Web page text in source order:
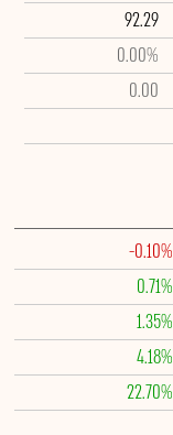
92.29
0.00%
0.00
-0.10%
0.71%
1.35%
4.18%
22.70%